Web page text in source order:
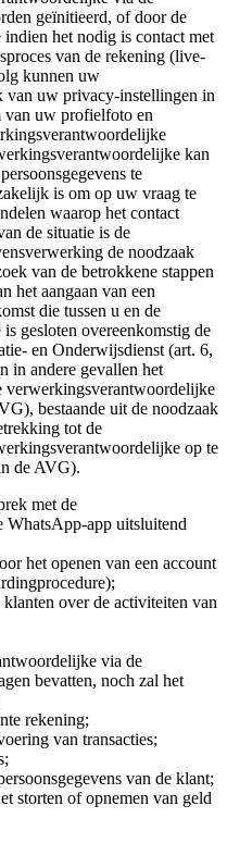
geïnitieerd, of door de
het nodig is contact met
van de rekening (live-
kunnen uw
van uw privacy-instellingen in
van uw profielfoto en
kan
te
is om op uw vraag te
waarop het contact
de situatie is de
de noodzaak
van de betrokkene stappen
het aangaan van een
die tussen u en de
gesloten overeenkomstig de
en Onderwijsdienst (art. 6,
in andere gevallen het
verwerkingsverantwoordelijke
bestaande uit de noodzaak
tot de
op te
de AVG).
met de
app uitsluitend
het openen van een account
over de activiteiten van
via de
bevatten, noch zal het
rekening;
van transacties;
van de klant;
storten of opnemen van geld